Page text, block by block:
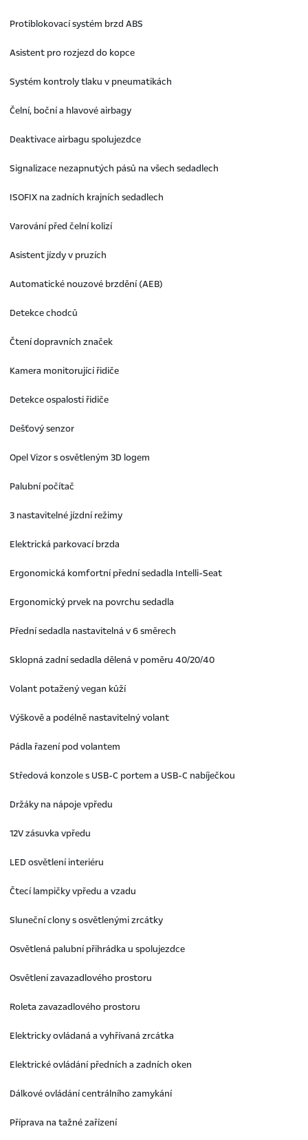
Protiblokovací systém brzd ABS
Asistent pro rozjezd do kopce
Systém kontroly tlaku v pneumatikách
Čelní, boční a hlavové airbagy
Deaktivace airbagu spolujezdce
Signalizace nezapnutých pásů na všech sedadlech
ISOFIX na zadních krajních sedadlech
Varování před čelní kolizí
Asistent jízdy v pruzích
Automatické nouzové brzdění (AEB)
Detekce chodců
Čtení dopravních značek
Kamera monitorující řidiče
Detekce ospalosti řidiče
Dešťový senzor
Opel Vizor s osvětleným 3D logem
Palubní počítač
3 nastavitelné jízdní režimy
Elektrická parkovací brzda
Ergonomická komfortní přední sedadla Intelli-Seat
Ergonomický prvek na povrchu sedadla
Přední sedadla nastavitelná v 6 směrech
Sklopná zadní sedadla dělená v poměru 40/20/40
Volant potažený vegan kůží
Výškově a podélně nastavitelný volant
Pádla řazení pod volantem
Středová konzole s USB-C portem a USB-C nabíječkou
Držáky na nápoje vpředu
12V zásuvka vpředu
LED osvětlení interiéru
Čtecí lampičky vpředu a vzadu
Sluneční clony s osvětlenými zrcátky
Osvětlená palubní přihrádka u spolujezdce
Osvětlení zavazadlového prostoru
Roleta zavazadlového prostoru
Elektricky ovládaná a vyhřívaná zrcátka
Elektrické ovládání předních a zadních oken
Dálkové ovládání centrálního zamykání
Příprava na tažné zařízení